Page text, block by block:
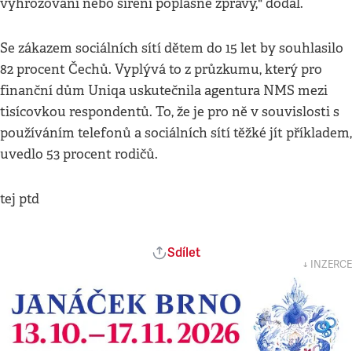
vyhrožování nebo šíření poplašné zprávy," dodal.
Se zákazem sociálních sítí dětem do 15 let by souhlasilo
82 procent Čechů. Vyplývá to z průzkumu, který pro
finanční dům Uniqa uskutečnila agentura NMS mezi
tisícovkou respondentů. To, že je pro ně v souvislosti s
používáním telefonů a sociálních sítí těžké jít příkladem,
uvedlo 53 procent rodičů.
tej ptd
Sdílet
↓ INZERCE